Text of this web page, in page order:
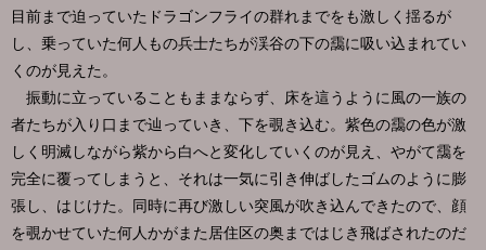
目前まで迫っていたドラゴンフライの群れまでをも激しく揺るが
し、乗っていた何人もの兵士たちが渓谷の下の靄に吸い込まれてい
くのが見えた。
振動に立っていることもままならず、床を這うように風の一族の
者たちが入り口まで辿っていき、下を覗き込む。紫色の靄の色が激
しく明滅しながら紫から白へと変化していくのが見え、やがて靄を
完全に覆ってしまうと、それは一気に引き伸ばしたゴムのように膨
張し、はじけた。同時に再び激しい突風が吹き込んできたので、顔
を覗かせていた何人かがまた居住区の奥まではじき飛ばされたのだ